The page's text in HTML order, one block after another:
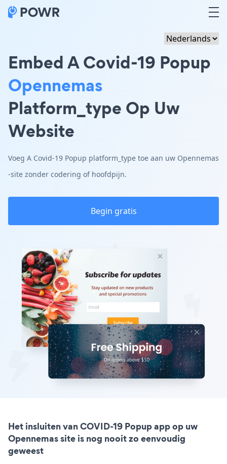
Embed A Covid-19 Popup
Opennemas
Platform_type Op Uw
Website
Voeg A Covid-19 Popup platform_type toe aan uw Opennemas
-site zonder codering of hoofdpijn.
Begin gratis
Het insluiten van COVID-19 Popup app op uw
Opennemas site is nog nooit zo eenvoudig
geweest